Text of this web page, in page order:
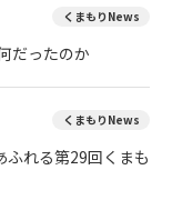
くまもりNews
だったのか
くまもりNews
ふれる第29回くまも